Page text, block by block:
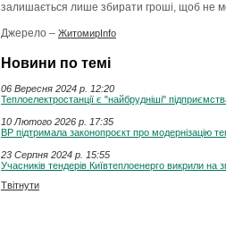
залишається лише збирати гроші, щоб не
Джерело – ЖитомирInfo
Новини по темі
06 Вересня 2024 p. 12:20
Теплоелектростанції є "найбрудніші"
10 Лютого 2026 p. 17:35
ВР підтримала законопроєкт про модернізацію
23 Серпня 2024 p. 15:55
Учасників тендерів Київтеплоенерго викрили на
Твітнути